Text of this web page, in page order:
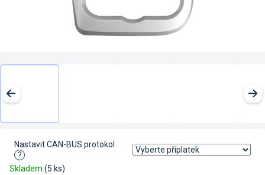
Skladem (5 ks)
Nastavit CAN-BUS protokol
?